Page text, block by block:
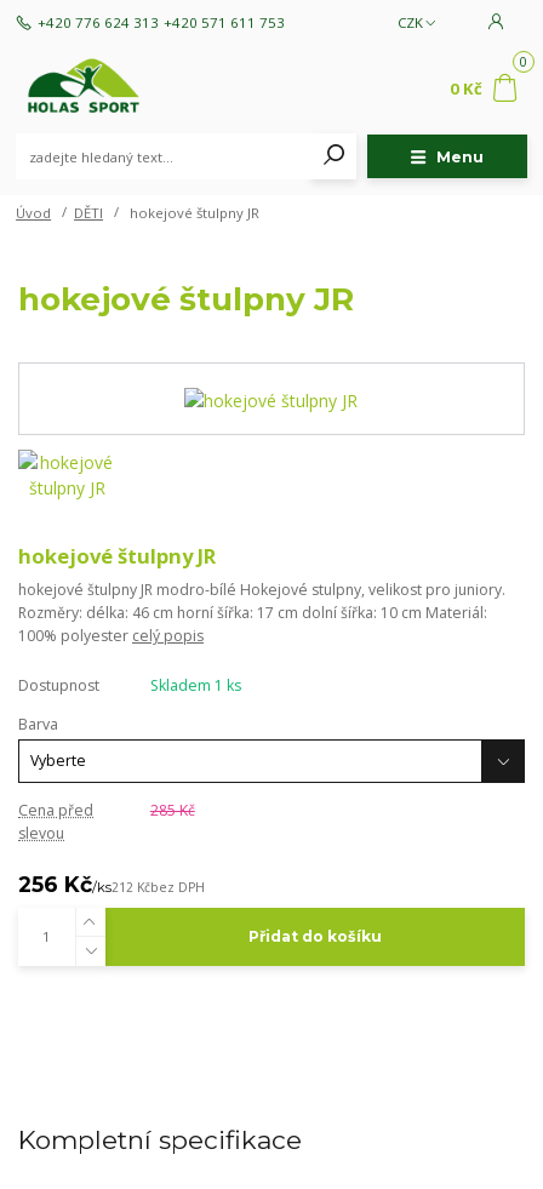
Menu
CZK
+420 776 624 313 +420 571 611 753
0
0 Kč
Úvod DĚTI hokejové štulpny JR
hokejové štulpny JR
hokejové štulpny JR
hokejové štulpny JR modro-bílé Hokejové stulpny, velikost pro juniory.
Rozměry: délka: 46 cm horní šířka: 17 cm dolní šířka: 10 cm Materiál:
100% polyester celý popis
Dostupnost
Skladem 1 ks
Barva
Cena před
slevou
285 Kč
256 Kč/ks212 Kčbez DPH
Přidat do košíku
Kompletní specifikace